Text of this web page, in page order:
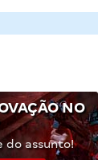
NO
do assunto!